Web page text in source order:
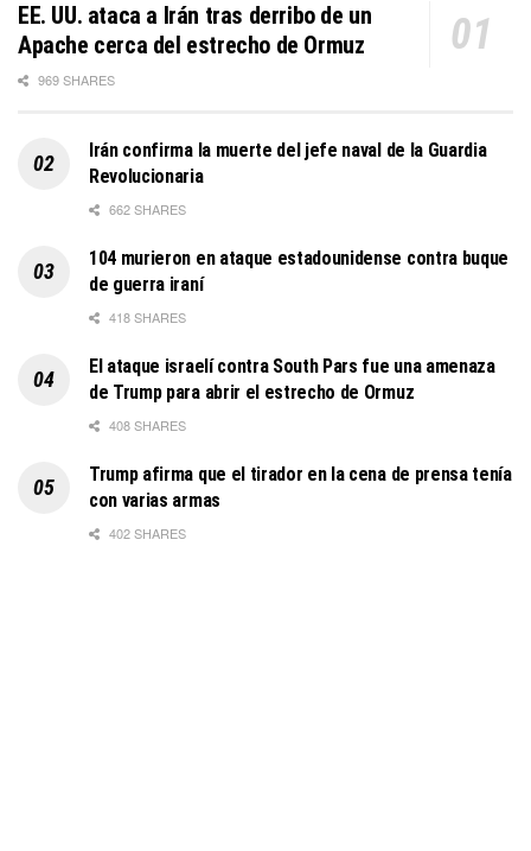
EE. UU. ataca a Irán tras derribo de un
Apache cerca del estrecho de Ormuz
969 SHARES
Irán confirma la muerte del jefe naval de la Guardia
Revolucionaria
662 SHARES
104 murieron en ataque estadounidense contra buque
de guerra iraní
418 SHARES
El ataque israelí contra South Pars fue una amenaza
de Trump para abrir el estrecho de Ormuz
408 SHARES
Trump afirma que el tirador en la cena de prensa tenía
con varias armas
402 SHARES